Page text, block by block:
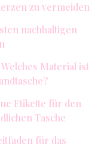
zu vermeiden
nachhaltigen
Material ist
Etikette für den
Tasche
für das